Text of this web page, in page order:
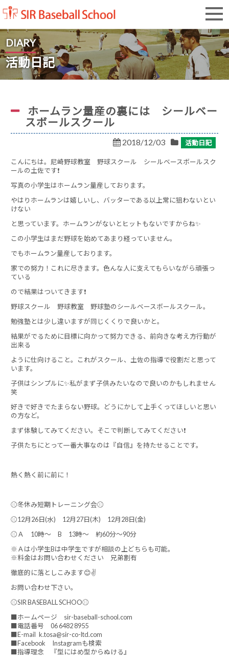
SIR Baseball School
DIARY
活動日記
ホームラン量産の裏には シールベー
スボールスクール
2018/12/03 活動日記
こんにちは。尼崎野球教室 野球スクール シールベースボールスク
ールの土佐です❗
写真の小学生はホームラン量産しております。
やはりホームランは嬉しいし、バッターである以上常に狙わないとい
けない
と思っています。ホームランがないとヒットもないですからね✨
この小学生はまだ野球を始めてあまり経っていません。
でもホームラン量産しております。
家での努力！これに尽きます。色んな人に支えてもらいながら頑張っ
ている
ので結果はついてきます❗
野球スクール 野球教室 野球塾のシールベースボールスクール。
勉強塾とは少し違いますが同じくくりで良いかと。
結果がでるために目標に向かって努力できる、前向きな考え方行動が
出来る
ように仕向けること。これがスクール、土佐の指導で役割だと思って
います。
子供はシンプルに✨私がまず子供みたいなので良いのかもしれません
笑
好きで好きでたまらない野球。どうにかして上手くってほしいと思い
の方など。
まず体験してみてください。そこで判断してみてください❗
子供たちにとって一番大事なのは『自信』を持たせることです。
熱く熱く前に前に！
⚾冬休み短期トレーニング会⚾
⚾12月26日(水) 12月27日(木) 12月28日(金)
⚾Ａ 10時～ B 13時～ 約60分～90分
※Ａは小学生Bは中学生ですが相談の上どちらも可能。
※料金はお問い合わせください 兄弟割有
徹底的に落としこみます😊✌
お問い合わせ下さい。
⚾SIR BASEBALL SCHOO⚾
■ホームページ sir-baseball-school.com
■電話番号 06 6482 8955
■E-mail k.tosa@sir-co-ltd.com
■Facebook Instagramも検索
■指導理念 『型にはめ型からぬける』